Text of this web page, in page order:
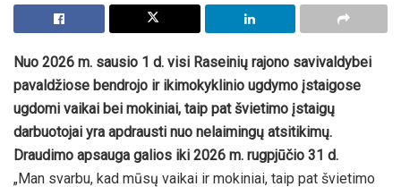
Nuo 2026 m. sausio 1 d. visi Raseinių rajono savivaldybei
pavaldžiose bendrojo ir ikimokyklinio ugdymo įstaigose
ugdomi vaikai bei mokiniai, taip pat švietimo įstaigų
darbuotojai yra apdrausti nuo nelaimingų atsitikimų.
Draudimo apsauga galios iki 2026 m. rugpjūčio 31 d.
„Man svarbu, kad mūsų vaikai ir mokiniai, taip pat švietimo